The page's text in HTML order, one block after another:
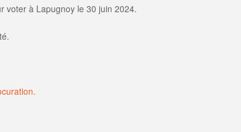
voter à Lapugnoy le 30 juin 2024.